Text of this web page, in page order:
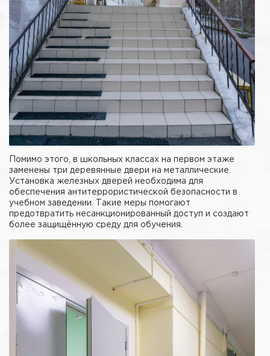
Помимо этого, в школьных классах на первом этаже
заменены три деревянные двери на металлические.
Установка железных дверей необходима для
обеспечения антитеррористической безопасности в
учебном заведении. Такие меры помогают
предотвратить несанкционированный доступ и создают
более защищённую среду для обучения.